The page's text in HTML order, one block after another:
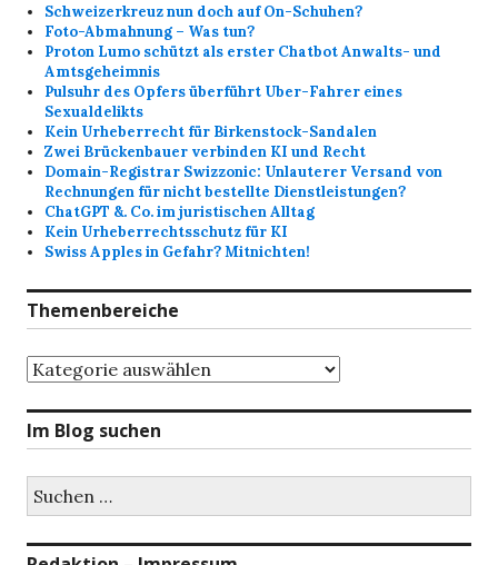
Schweizerkreuz nun doch auf On-Schuhen?
Foto-Abmahnung – Was tun?
Proton Lumo schützt als erster Chatbot Anwalts- und
Amtsgeheimnis
Pulsuhr des Opfers überführt Uber-Fahrer eines
Sexualdelikts
Kein Urheberrecht für Birkenstock-Sandalen
Zwei Brückenbauer verbinden KI und Recht
Domain-Registrar Swizzonic: Unlauterer Versand von
Rechnungen für nicht bestellte Dienstleistungen?
ChatGPT &. Co. im juristischen Alltag
Kein Urheberrechtsschutz für KI
Swiss Apples in Gefahr? Mitnichten!
Themenbereiche
Themenbereiche
Im Blog suchen
nach: